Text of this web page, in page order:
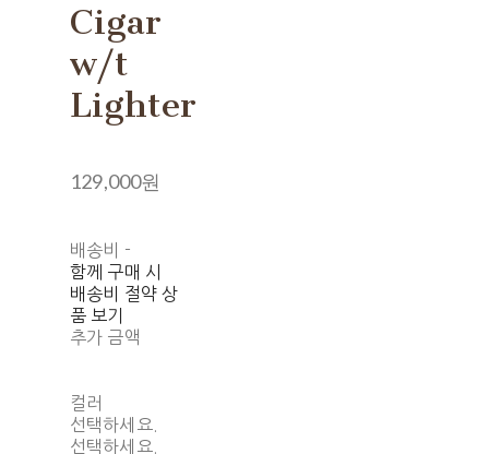
Cigar
w/t
Lighter
129,000원
배송비 -
함께 구매 시
배송비 절약 상
품 보기
추가 금액
컬러
선택하세요.
선택하세요.